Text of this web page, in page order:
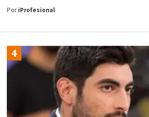
PoriProfesional